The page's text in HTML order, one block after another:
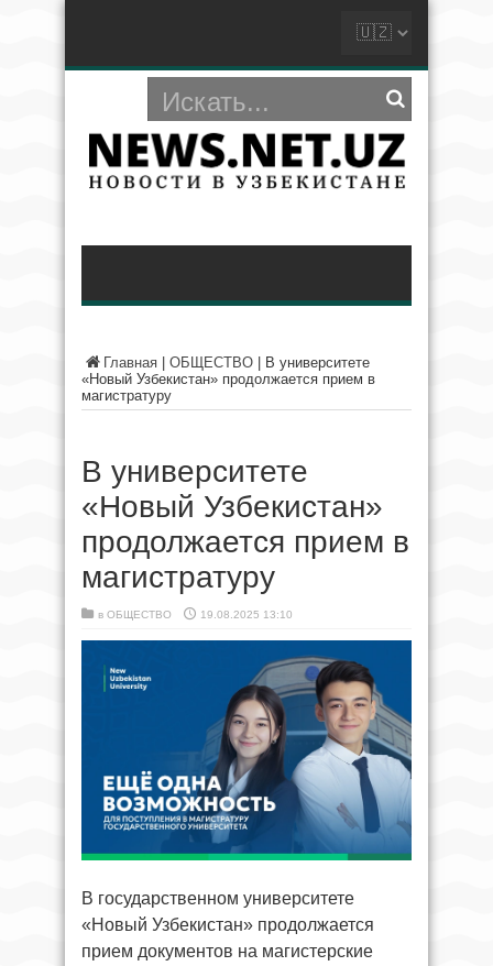
Главная ОБЩЕСТВО
В университете
«Новый Узбекистан» продолжается прием в
магистратуру
В университете
«Новый Узбекистан»
продолжается прием в
магистратуру
в ОБЩЕСТВО 19.08.2025 13:10
В государственном университете
«Новый Узбекистан» продолжается
прием документов на магистерские